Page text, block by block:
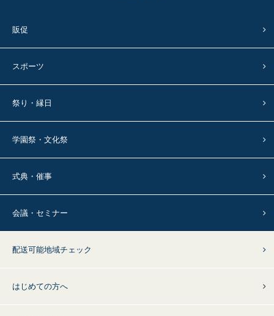
販促
スポーツ
祭り・縁日
学園祭・文化祭
式典・催事
会議・セミナー
配送可能地域チェック
はじめての方へ